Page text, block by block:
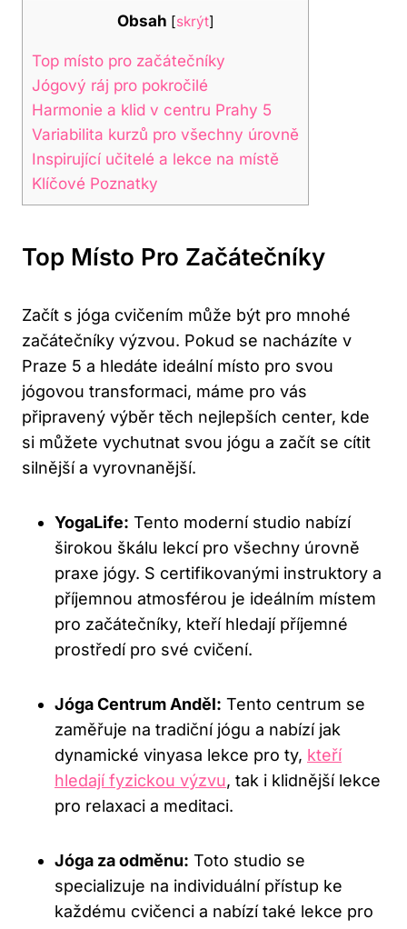
Obsah [skrýt]
Top místo pro začátečníky
Jógový ráj pro pokročilé
Harmonie a klid v centru Prahy 5
Variabilita kurzů pro všechny úrovně
Inspirující učitelé a lekce na místě
Klíčové Poznatky
Top Místo Pro Začátečníky
Začít s jóga cvičením může být pro mnohé
začátečníky výzvou. Pokud se nacházíte v
Praze 5 a hledáte ideální místo pro svou
jógovou transformaci, máme pro vás
připravený výběr těch nejlepších center, kde
si můžete vychutnat svou jógu a začít se cítit
silnější a vyrovnanější.
YogaLife: Tento moderní studio nabízí
širokou škálu lekcí pro všechny úrovně
praxe jógy. S certifikovanými instruktory a
příjemnou atmosférou je ideálním místem
pro začátečníky, kteří hledají příjemné
prostředí pro své cvičení.
Jóga Centrum Anděl: Tento centrum se
zaměřuje na tradiční jógu a nabízí jak
dynamické vinyasa lekce pro ty, kteří
hledají fyzickou výzvu, tak i klidnější lekce
pro relaxaci a meditaci.
Jóga za odměnu: Toto studio se
specializuje na individuální přístup ke
každému cvičenci a nabízí také lekce pro